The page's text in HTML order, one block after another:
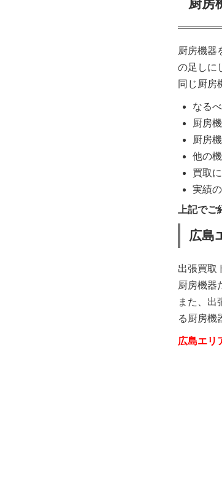
厨房
厨房機器
の足しに
同じ厨房
なる
厨房
厨房
他の
買取
実績
上記で
広島
出張買取
厨房機器
また、出
る厨房機
広島エリ